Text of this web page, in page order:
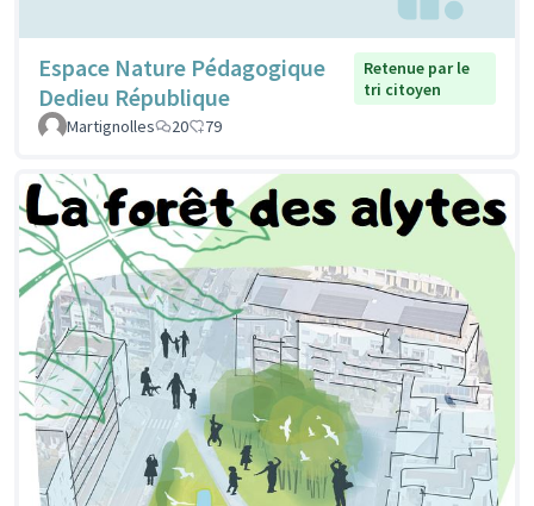
Espace Nature Pédagogique
Dedieu République
Retenue par le
tri citoyen
Martignolles
20 79